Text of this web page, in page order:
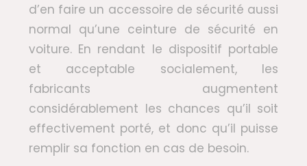
d’en faire un accessoire de sécurité aussi
normal qu’une ceinture de sécurité en
voiture. En rendant le dispositif portable
et acceptable socialement, les
fabricants augmentent
considérablement les chances qu’il soit
effectivement porté, et donc qu’il puisse
remplir sa fonction en cas de besoin.